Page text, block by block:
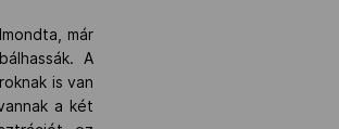
már
A
is van
a két